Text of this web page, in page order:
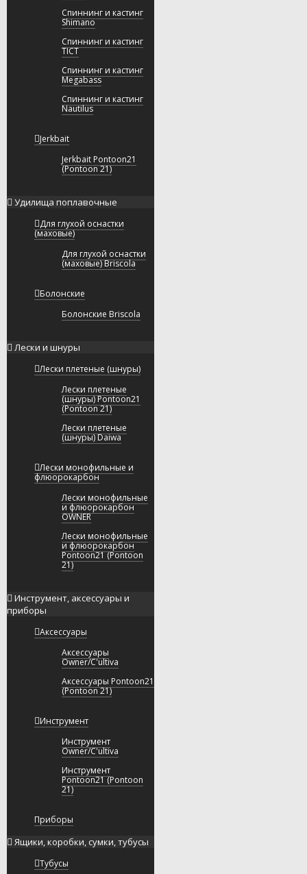
Спиннинг и кастинг
Shimano
Спиннинг и кастинг
TICT
Спиннинг и кастинг
Megabass
Спиннинг и кастинг
Nautilus
Jerkbait
Jerkbait Pontoon21
(Pontoon 21)
Удилища поплавочные
Для глухой оснастки
(маховые)
Для глухой оснастки
(маховые) Briscola
Болонские
Болонские Briscola
Лески и шнуры
Лески плетеные (шнуры)
Лески плетеные
(шнуры) Pontoon21
(Pontoon 21)
Лески плетеные
(шнуры) Daiwa
Лески монофильные и
флюорокарбон
Лески монофильные
и флюорокарбон
OWNER
Лески монофильные
и флюорокарбон
Pontoon21 (Pontoon
21)
Инструмент, аксессуары и
приборы
Аксессуары
Аксессуары
Owner/C'ultiva
Аксессуары Pontoon21
(Pontoon 21)
Инструмент
Инструмент
Owner/C'ultiva
Инструмент
Pontoon21 (Pontoon
21)
Приборы
Ящики, коробки, сумки, тубусы
Тубусы